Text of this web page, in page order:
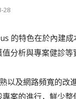
28
的特色在於內建
分析與專案健診等
以及網路頻寬的改
案的進行，鮮少